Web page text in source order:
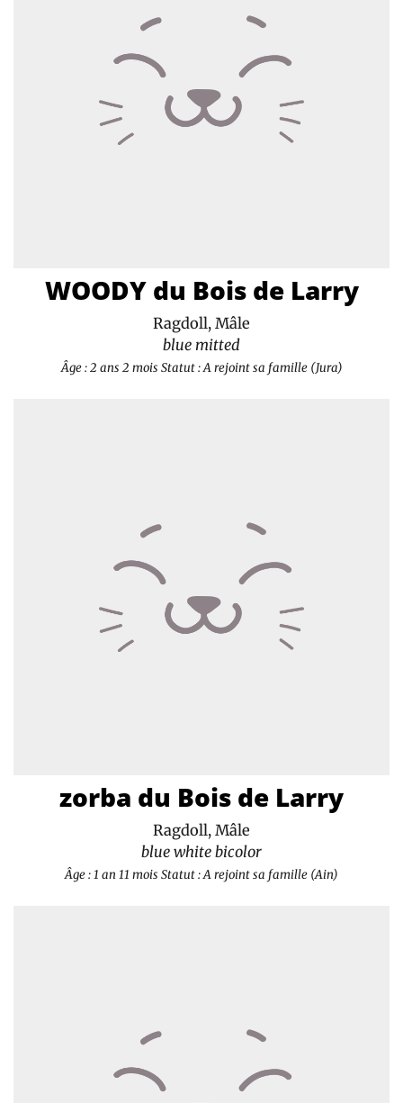
WOODY du Bois de Larry
Ragdoll, Mâle
blue mitted
Âge : 2 ans 2 mois Statut : A rejoint sa famille (Jura)
zorba du Bois de Larry
Ragdoll, Mâle
blue white bicolor
Âge : 1 an 11 mois Statut : A rejoint sa famille (Ain)